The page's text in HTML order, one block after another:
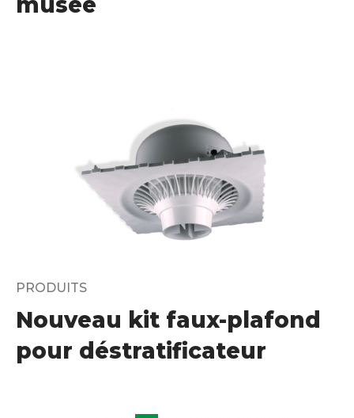
PRODUITS
Nouveau kit faux-plafond
pour déstratificateur